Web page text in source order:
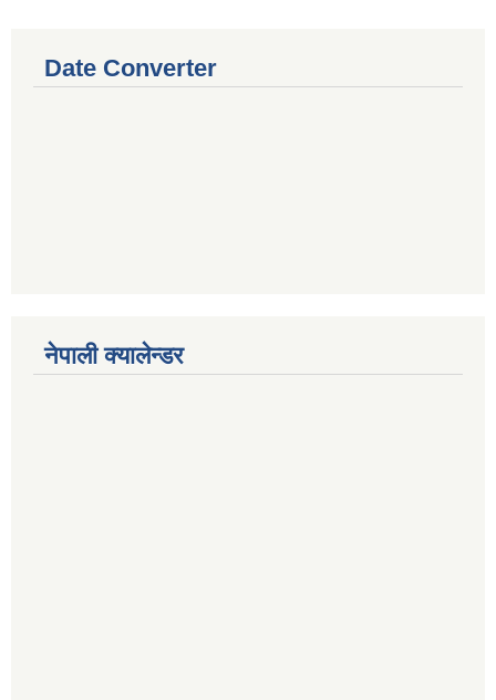
Date Converter
नेपाली क्यालेन्डर